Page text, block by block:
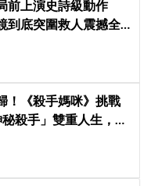
前上演史詩級動作
到底突圍救人震撼全
！《殺手媽咪》挑戰
秘殺手」雙重人生，與